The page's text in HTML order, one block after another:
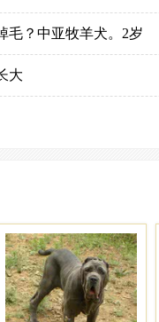
毛？中亚牧羊犬。2岁
大